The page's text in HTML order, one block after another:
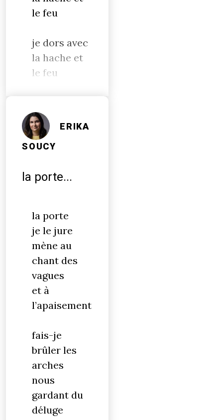
le feu
je dors avec
la hache et
le feu
ERIKA
SOUCY
la porte...
la porte
je le jure
mène au
chant des
vagues
et à
l’apaisement
fais-je
brûler les
arches
nous
gardant du
déluge